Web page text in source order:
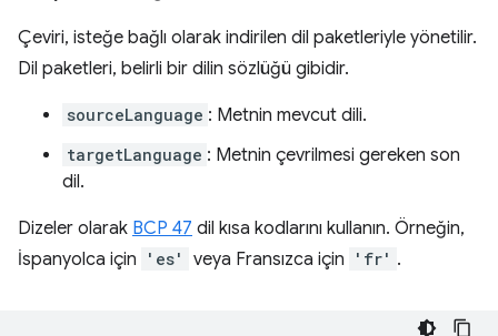
Çeviri, isteğe bağlı olarak indirilen dil paketleriyle yönetilir.
Dil paketleri, belirli bir dilin sözlüğü gibidir.
sourceLanguage : Metnin mevcut dili.
targetLanguage : Metnin çevrilmesi gereken son
dil.
Dizeler olarak BCP 47 dil kısa kodlarını kullanın. Örneğin,
İspanyolca için
'es' veya Fransızca için 'fr' .